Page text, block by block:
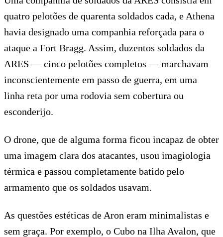
quatro pelotões de quarenta soldados cada, e Athena
havia designado uma companhia reforçada para o
ataque a Fort Bragg. Assim, duzentos soldados da
ARES — cinco pelotões completos — marchavam
inconscientemente em passo de guerra, em uma
linha reta por uma rodovia sem cobertura ou
esconderijo.
O drone, que de alguma forma ficou incapaz de obter
uma imagem clara dos atacantes, usou imagiologia
térmica e passou completamente batido pelo
armamento que os soldados usavam.
As questões estéticas de Aron eram minimalistas e
sem graça. Por exemplo, o Cubo na Ilha Avalon, que